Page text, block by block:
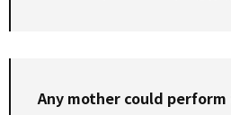
Any mother could